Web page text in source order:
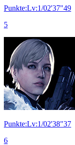
Punkte:Lv:1/02'37"49
5
Punkte:Lv:1/02'38"37
6